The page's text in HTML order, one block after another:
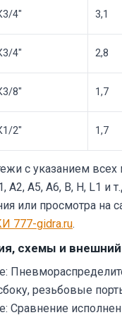
4" 3,1
4" 2,8
8" 1,7
2" 1,7
с указанием
A2, A5, A6, B, H, L1 и
или просмотра на
777-gidra.ru.
схемы и
резьбовые
Сравнение